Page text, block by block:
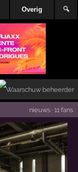
Overig 🔍
nieuws· 11 fans